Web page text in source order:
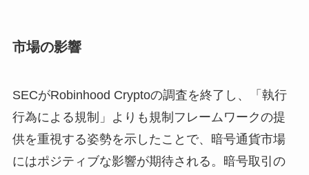
市場の影響
SECがRobinhood Cryptoの調査を終了し、「執行
行為による規制」よりも規制フレームワークの提
供を重視する姿勢を示したことで、暗号通貨市場
にはポジティブな影響が期待される。暗号取引の